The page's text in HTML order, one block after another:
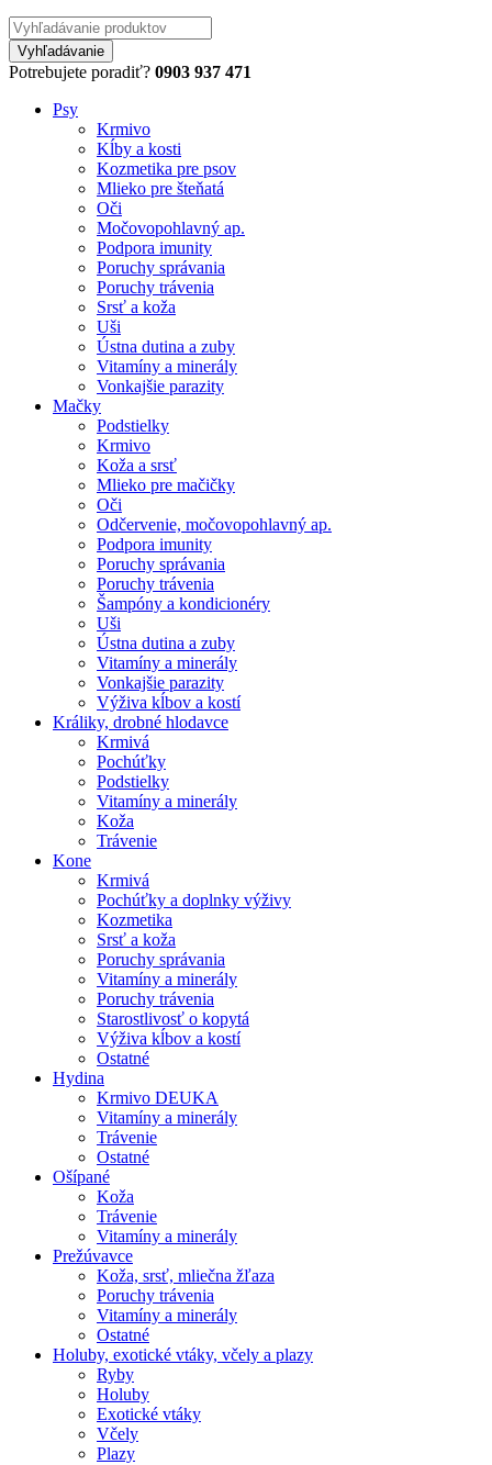
Potrebujete poradiť? 0903 937 471
Psy
Krmivo
Kĺby a kosti
Kozmetika pre psov
Mlieko pre šteňatá
Oči
Močovopohlavný ap.
Podpora imunity
Poruchy správania
Poruchy trávenia
Srsť a koža
Uši
Ústna dutina a zuby
Vitamíny a minerály
Vonkajšie parazity
Mačky
Podstielky
Krmivo
Koža a srsť
Mlieko pre mačičky
Oči
Odčervenie, močovopohlavný ap.
Podpora imunity
Poruchy správania
Poruchy trávenia
Šampóny a kondicionéry
Uši
Ústna dutina a zuby
Vitamíny a minerály
Vonkajšie parazity
Výživa kĺbov a kostí
Králiky, drobné hlodavce
Krmivá
Pochúťky
Podstielky
Vitamíny a minerály
Koža
Trávenie
Kone
Krmivá
Pochúťky a doplnky výživy
Kozmetika
Srsť a koža
Poruchy správania
Vitamíny a minerály
Poruchy trávenia
Starostlivosť o kopytá
Výživa kĺbov a kostí
Ostatné
Hydina
Krmivo DEUKA
Vitamíny a minerály
Trávenie
Ostatné
Ošípané
Koža
Trávenie
Vitamíny a minerály
Prežúvavce
Koža, srsť, mliečna žľaza
Poruchy trávenia
Vitamíny a minerály
Ostatné
Holuby, exotické vtáky, včely a plazy
Ryby
Holuby
Exotické vtáky
Včely
Plazy